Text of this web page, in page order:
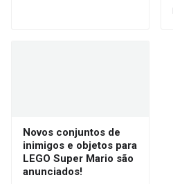
Novos conjuntos de
inimigos e objetos para
LEGO Super Mario são
anunciados!